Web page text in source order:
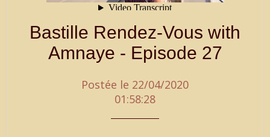
Bastille Rendez-Vous with
Amnaye - Episode 27
Postée le 22/04/2020
01:58:28